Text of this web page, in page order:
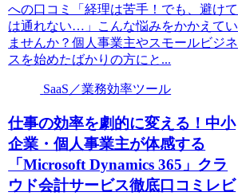
への口コミ「経理は苦手！でも、避けて
は通れない…」こんな悩みをかかえてい
ませんか？個人事業主やスモールビジネ
スを始めたばかりの方にと...
SaaS／業務効率ツール
仕事の効率を劇的に変える！中小
企業・個人事業主が体感する
「Microsoft Dynamics 365」クラ
ウド会計サービス徹底口コミレビ